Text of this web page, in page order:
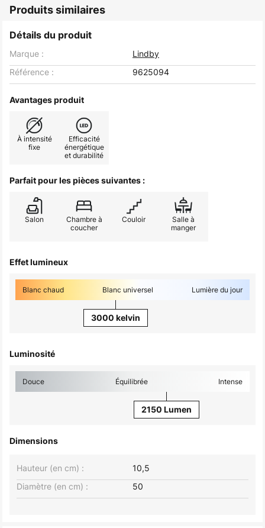
Produits similaires
Détails du produit
Marque :
Lindby
Référence :
9625094
Avantages produit
À intensité
fixe
Efficacité
énergétique
et durabilité
Parfait pour les pièces suivantes :
Salon
Chambre à
coucher
Couloir
Salle à
manger
Effet lumineux
Blanc chaud Blanc universel Lumière du jour
3000 kelvin
Luminosité
Douce Équilibrée Intense
2150 Lumen
Dimensions
Hauteur (en cm) :
10,5
Diamètre (en cm) :
50